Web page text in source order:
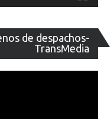
de despachos-
TransMedia
de